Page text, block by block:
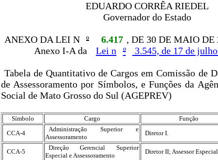
EDUARDO CORRÊA RIEDEL
Governador do Estado
ANEXO DA LEI N º 6.417 , DE 30 DE MAIO DE
Anexo I-A da
Lei n º 3.545, de 17 de
Tabela de Quantitativo de Cargos em Comissão de
de Assessoramento por Símbolos, e Funções da
Social de Mato Grosso do Sul (AGEPREV)
Símbolo Cargo
Função
CCA-4
Administração Superior e
Assessoramento
Diretor I.
CCA-5
Direção Gerencial Superior
Especial e Assessoramento
Diretor II; Assessor